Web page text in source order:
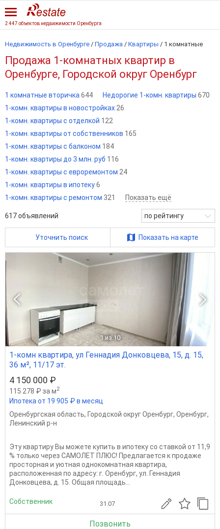
2 447 объектов недвижимости Оренбурга
Недвижимость в Оренбурге / Продажа / Квартиры / 1 комнатные
Продажа 1-комнатных квартир в
Оренбурге, Городской округ Оренбург
1 комнатные вторичка 644 Недорогие 1-комн. квартиры 670
1-комн. квартиры в новостройках 26
1-комн. квартиры с отделкой 122
1-комн. квартиры от собственников 165
1-комн. квартиры с балконом 184
1-комн. квартиры до 3 млн. руб 116
1-комн. квартиры с евроремонтом 24
1-комн. квартиры в ипотеку6
1-комн. квартиры с ремонтом 321 Показать ещё
617объявлений по рейтингу
Уточнить поиск Показать на карте
1 из 10
1-комн квартира, ул Геннадия Донковцева, 15, д. 15,
36 м², 11/17 эт.
4 150 000 ₽
115 278 ₽ за м2
Ипотека от 19 905 ₽ в месяц
Оренбургская область, Городской округ Оренбург, Оренбург,
Ленинский р-н
Эту квapтиpу Bы можете купить в ипотеку сo стaвкой от 11,9
% тoлько чеpез CАMOЛET ПЛЮC! Предлагается к продаже
просторная и уютная однокомнатная квартира,
расположенная по адресу: г. Оренбург, ул. Геннадия
Донковцева, д. 15. Общая площадь...
Собственник 31.07
Позвонить